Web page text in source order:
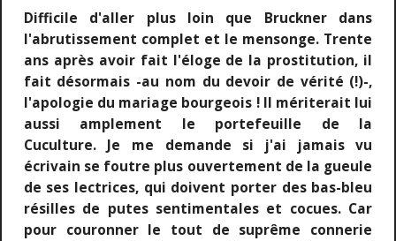
Difficile d'aller plus loin que Bruckner dans
l'abrutissement complet et le mensonge. Trente
ans après avoir fait l'éloge de la prostitution, il
fait désormais -au nom du devoir de vérité (!)-,
l'apologie du mariage bourgeois ! Il mériterait lui
aussi amplement le portefeuille de la
Cuculture. Je me demande si j'ai jamais vu
écrivain se foutre plus ouvertement de la gueule
de ses lectrices, qui doivent porter des bas-bleu
résilles de putes sentimentales et cocues. Car
pour couronner le tout de suprême connerie